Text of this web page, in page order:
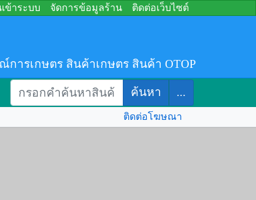
ข้าระบบ จัดการข้อมูลร้าน ติดต่อเว็บไซต์
ารเกษตร สินค้าเกษตร สินค้า OTOP
ค้นหา ...
ติดต่อโฆษณา